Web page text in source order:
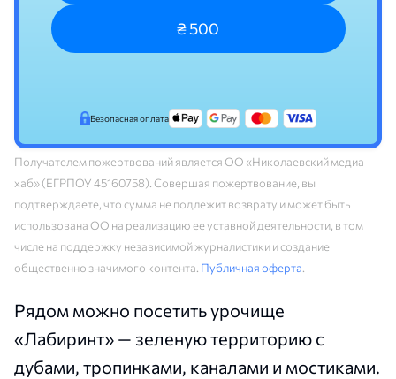
₴ 500
Безопасная оплата
Получателем пожертвований является ОО «Николаевский медиа
хаб» (ЕГРПОУ 45160758). Совершая пожертвование, вы
подтверждаете, что сумма не подлежит возврату и может быть
использована ОО на реализацию ее уставной деятельности, в том
числе на поддержку независимой журналистики и создание
общественно значимого контента. Публичная оферта.
Рядом можно посетить урочище
«Лабиринт» — зеленую территорию с
дубами, тропинками, каналами и мостиками.